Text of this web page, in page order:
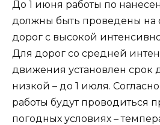
До 1 июня работы по
должны быть проведены на
дорог с высокой
Для дорог со средней
движения установлен срок
низкой – до 1 июля.
работы будут проводиться
погодных условиях –